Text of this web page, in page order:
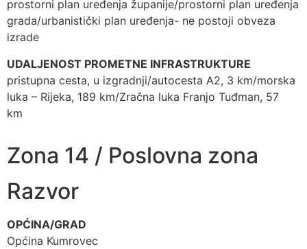
prostorni plan uređenja županije/prostorni plan uređenja
grada/urbanistički plan uređenja- ne postoji obveza
izrade
UDALJENOST PROMETNE INFRASTRUKTURE
pristupna cesta, u izgradnji/autocesta A2, 3 km/morska
luka – Rijeka, 189 km/Zračna luka Franjo Tuđman, 57
km
Zona 14 / Poslovna zona
Razvor
OPĆINA/GRAD
Općina Kumrovec